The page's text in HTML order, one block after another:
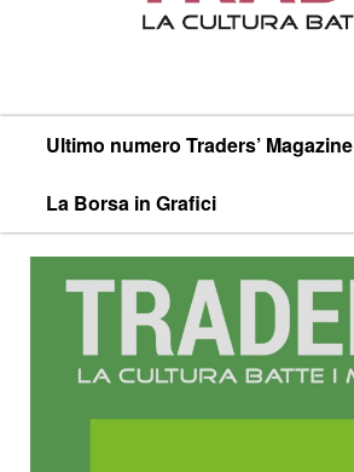
Ultimo numero Traders’ Magazine
La Borsa in Grafici